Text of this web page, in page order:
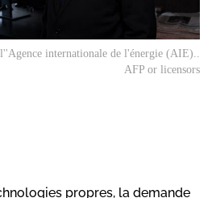
internationale de l'énergie (AIE)..
AFP or licensors
propres, la demande